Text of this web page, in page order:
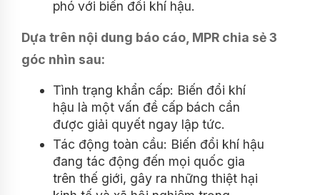
phó với biến đổi khí hậu.
Dựa trên nội dung báo cáo, MPR chia sẻ 3
góc nhìn sau:
Tình trạng khẩn cấp: Biến đổi khí
hậu là một vấn đề cấp bách cần
được giải quyết ngay lập tức.
Tác động toàn cầu: Biến đổi khí hậu
đang tác động đến mọi quốc gia
trên thế giới, gây ra những thiệt hại